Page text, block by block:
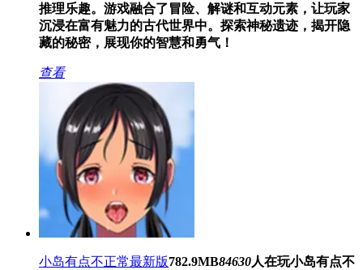
推理乐趣。游戏融合了冒险、解谜和互动元素，让玩家
沉浸在富有魅力的古代世界中。探索神秘遗迹，揭开隐
藏的秘密，展现你的智慧和勇气！
查看
小岛有点不正常最新版782.9MB84630人在玩小岛有点不